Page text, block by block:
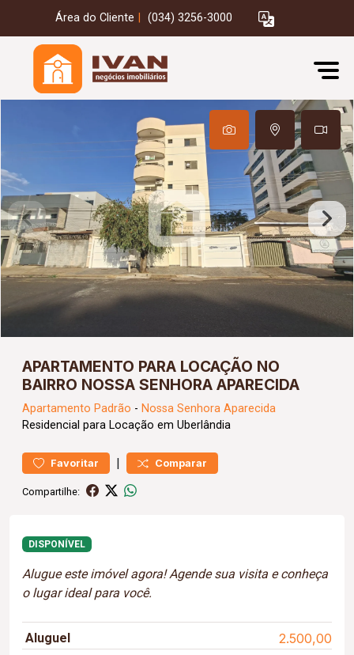
Área do Cliente (034) 3256-3000
APARTAMENTO PARA LOCAÇÃO NO
BAIRRO NOSSA SENHORA APARECIDA
Apartamento Padrão - Nossa Senhora Aparecida
Residencial para Locação em Uberlândia
Favoritar | Comparar
Compartilhe:
DISPONÍVEL
Alugue este imóvel agora! Agende sua visita e conheça
o lugar ideal para você.
Aluguel 2.500,00